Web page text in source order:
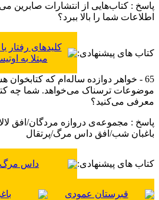
پاسخ : کتاب‌هایی از انتشارات صابرین
اطلاعات شما را بالا ببرد؟
کتاب های پیشنهادی:
کلیدهای رفتار
مبتلا به
65 - خواهر دوازده ساله‌ام که
موضوعات ترسناک می‌خواهد. شما چه
معرفی می‌کنید؟
پاسخ : مجموعه‌ی دروازه مردگان/افق
باغبان شب/افق داس مرگ/پرتقال
کتاب های پیشنهادی: داس مرگ
قبرستان عمودی